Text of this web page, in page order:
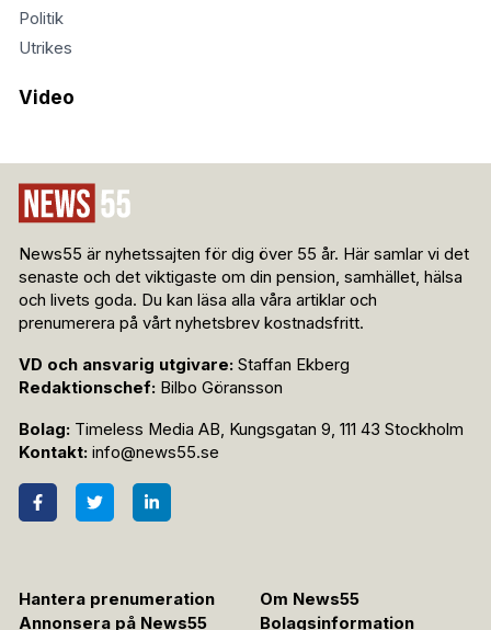
Politik
Utrikes
Video
News55 är nyhetssajten för dig över 55 år. Här samlar vi det
senaste och det viktigaste om din pension, samhället, hälsa
och livets goda. Du kan läsa alla våra artiklar och
prenumerera på vårt nyhetsbrev kostnadsfritt.
VD och ansvarig utgivare: Staffan Ekberg
Redaktionschef: Bilbo Göransson
Bolag: Timeless Media AB, Kungsgatan 9, 111 43 Stockholm
Kontakt: info@news55.se
Hantera prenumeration
Om News55
Annonsera på News55
Bolagsinformation